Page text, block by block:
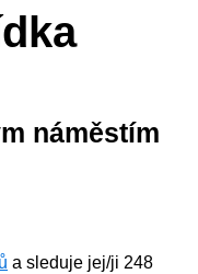
náměstím
a sleduje jej/ji 248